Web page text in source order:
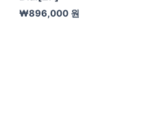
₩896,000 원